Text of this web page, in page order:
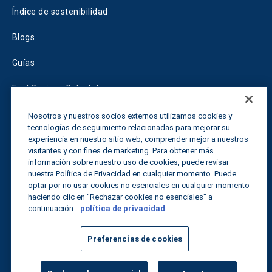
Índice de sostenibilidad
Blogs
Guías
Fuel Savings Calculator
Calculadora de optimización del transporte
Tariff Tracker
Póngase en contacto con nosotros
Todos los derechos reservados. Política de privacidad
Nosotros y nuestros socios externos utilizamos cookies y
tecnologías de seguimiento relacionadas para mejorar su
experiencia en nuestro sitio web, comprender mejor a nuestros
visitantes y con fines de marketing. Para obtener más
información sobre nuestro uso de cookies, puede revisar
nuestra Política de Privacidad en cualquier momento. Puede
optar por no usar cookies no esenciales en cualquier momento
haciendo clic en "Rechazar cookies no esenciales" a
continuación. política de privacidad
Preferencias de cookies